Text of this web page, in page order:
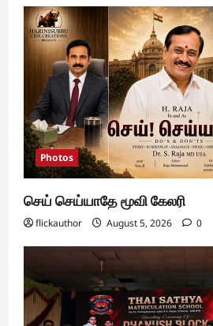
Photos
செய் செய்யாதே மூவி கேலரி
flickauthor August 5, 2026 0